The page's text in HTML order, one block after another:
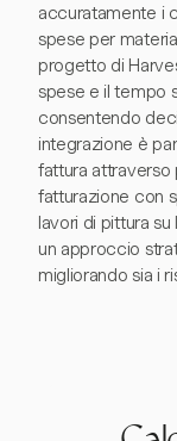
accuratamente i
spese per
progetto di
spese e il tempo
consentendo
integrazione è
fattura attraverso
fatturazione con
lavori di pittura
un approccio
migliorando sia i